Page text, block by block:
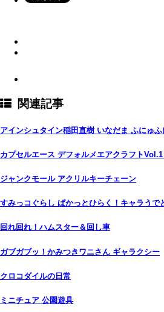
関連記事
アインシュタイン稲田直樹 いなだま ふにゅふ
カプセルエース デフォルメエアクラフト
ジャンクモール アクリルキーチェーン
すみっコぐらし ぱかっとひらく！キャラうで
回れ回れ！ハムスター＆回し車
ガブガブッ！かみつきワニさん ギャラクシー
クロコダイルの日常
ミニチュア 公園遊具